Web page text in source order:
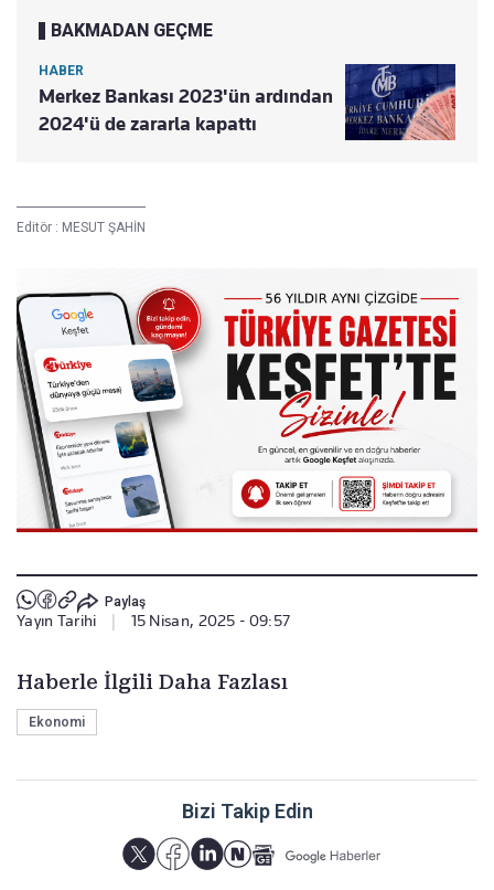
BAKMADAN GEÇME
HABER
Merkez Bankası 2023'ün ardından
2024'ü de zararla kapattı
Editör : MESUT ŞAHİN
Paylaş
Yayın Tarihi 15 Nisan, 2025 - 09:57
Haberle İlgili Daha Fazlası
Ekonomi
Bizi Takip Edin